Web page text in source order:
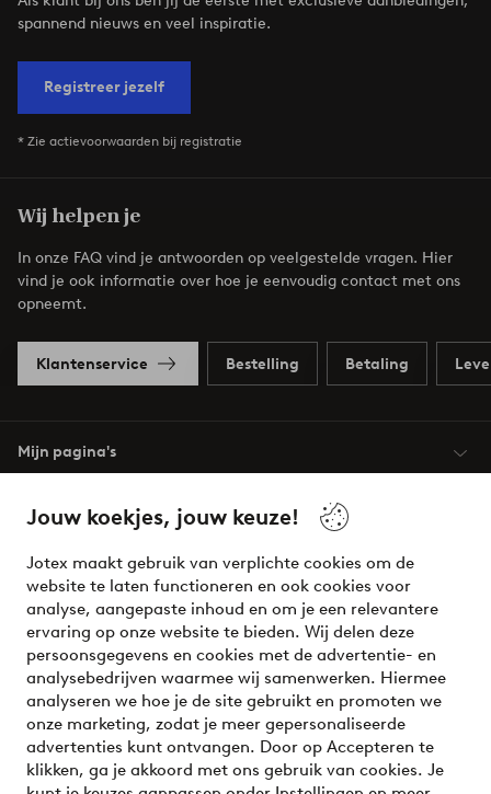
Jouw koekjes, jouw keuze!
Jotex maakt gebruik van verplichte cookies om de
website te laten functioneren en ook cookies voor
analyse, aangepaste inhoud en om je een relevantere
ervaring op onze website te bieden. Wij delen deze
persoonsgegevens en cookies met de advertentie- en
analysebedrijven waarmee wij samenwerken. Hiermee
analyseren we hoe je de site gebruikt en promoten we
onze marketing, zodat je meer gepersonaliseerde
advertenties kunt ontvangen. Door op Accepteren te
klikken, ga je akkoord met ons gebruik van cookies. Je
spannend nieuws en veel inspiratie.
Registreer jezelf
* Zie actievoorwaarden bij registratie
Wij helpen je
In onze FAQ vind je antwoorden op veelgestelde vragen. Hier
vind je ook informatie over hoe je eenvoudig contact met ons
opneemt.
Klantenservice Bestelling Betaling
Mijn pagina's
Over Jotex
Onze diensten
Voorwaarden
Meet our friend Ellos
Welcome to Ellos, the Nordic destination for fashion and
beauty! Get a clean, modern aesthetic and unique style for